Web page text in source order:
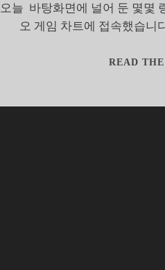
오늘 바탕화면에 널어 둔 몇몇
오 게임 차트에 접속했습니
READ